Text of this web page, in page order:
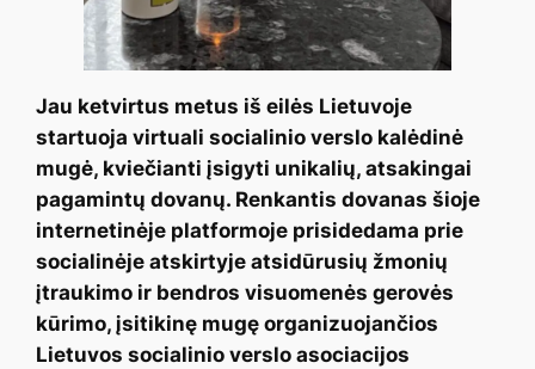
Jau ketvirtus metus iš eilės Lietuvoje
startuoja virtuali socialinio verslo kalėdinė
mugė, kviečianti įsigyti unikalių, atsakingai
pagamintų dovanų. Renkantis dovanas šioje
internetinėje platformoje prisidedama prie
socialinėje atskirtyje atsidūrusių žmonių
įtraukimo ir bendros visuomenės gerovės
kūrimo, įsitikinę mugę organizuojančios
Lietuvos socialinio verslo asociacijos